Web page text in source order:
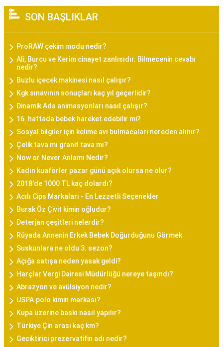
SON BAŞLIKLAR
ProRAW çekim modu nedir?
Ali, Burcu ve Kerim cinayet zanlısıdır. Bilmecenin cevabı
nedir?
Buzlu içecek makinesi nasıl çalışır?
Kgk sınavının sonuçları kaç yıl geçerlidir?
Dinamik Ada animasyonları nasıl çalışır?
16. haftada bebek hareket edebilir mi?
Sosyal bilgiler için kelime avı bulmacaları nereden alınır?
Çelik tava mı granit tava mı?
Now or Never Anlamı Nedir?
Kadın kuaförler pazar günü açık olursa ne olur?
2018'de 1000 TL kaç dolardı?
Acılı Cips Markaları - En Lezzetli Seçenekler
Burak Öz Çivit kimin oğludur?
Deterjan çeşitleri nelerdir?
Rüyada Annenin Erkek Bebek Doğurduğunu Görmek
Suskunlara ne oldu 3. sezon?
Açığa satışa neden yasak geldi?
Harçlar Vergi Dairesi Müdürlüğü nereye taşındı?
Abrazyon ve avülsiyon nedir?
USPA.polo kimin markası?
Kupa üzerine baskı nasıl yapılır?
Türkiye Çin arası kaç km?
Geciktirici prezervatifin adı nedir?